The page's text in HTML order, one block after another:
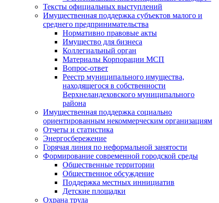
Тексты официальных выступлений
Имущественная поддержка субъектов малого и
среднего предпринимательства
Нормативно правовые акты
Имущество для бизнеса
Коллегиальный орган
Материалы Корпорации МСП
Вопрос-ответ
Реестр муниципального имущества,
находящегося в собственности
Верхнеландеховского муниципального
района
Имущественная поддержка социально
ориентированным некоммерческим организациям
Отчеты и статистика
Энергосбережение
Горячая линия по неформальной занятости
Формирование современной городской среды
Общественные территории
Общественное обсуждение
Поддержка местных иннициатив
Детские площадки
Охрана труда